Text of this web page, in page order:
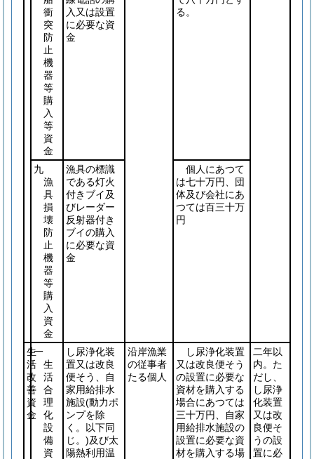
衝
突
防
止
機
器
等
購
入
等
資
金
入又は設置
に必要な資
金
る。
九
漁
具
損
壊
防
止
機
器
等
購
入
資
金
漁具の標識
である灯火
付きブイ及
びレーダー
反射器付き
ブイの購入
に必要な資
金
個人にあつて
は七十万円、団
体及び会社にあ
つては百三十万
円
生
活
改
善
資
金
一
生
活
合
理
化
設
備
資
し尿浄化装
置又は改良
便そう、自
家用給排水
施設(動力ポ
ンプを除
く。以下同
じ。)及び太
陽熱利用温
沿岸漁業
の従事者
たる個人
し尿浄化装置
又は改良便そう
の設置に必要な
資材を購入する
場合にあつては
三十万円、自家
用給排水施設の
設置に必要な資
材を購入する場
二年以
内。た
だし、
し尿浄
化装置
又は改
良便そ
うの設
置に必